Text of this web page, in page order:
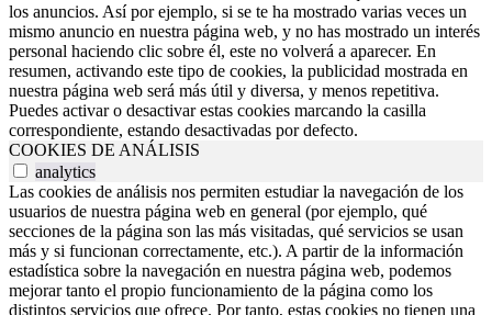
los anuncios. Así por ejemplo, si se te ha mostrado varias veces un
mismo anuncio en nuestra página web, y no has mostrado un interés
personal haciendo clic sobre él, este no volverá a aparecer. En
resumen, activando este tipo de cookies, la publicidad mostrada en
nuestra página web será más útil y diversa, y menos repetitiva.
Puedes activar o desactivar estas cookies marcando la casilla
correspondiente, estando desactivadas por defecto.
COOKIES DE ANÁLISIS
analytics
Las cookies de análisis nos permiten estudiar la navegación de los
usuarios de nuestra página web en general (por ejemplo, qué
secciones de la página son las más visitadas, qué servicios se usan
más y si funcionan correctamente, etc.). A partir de la información
estadística sobre la navegación en nuestra página web, podemos
mejorar tanto el propio funcionamiento de la página como los
distintos servicios que ofrece. Por tanto, estas cookies no tienen una